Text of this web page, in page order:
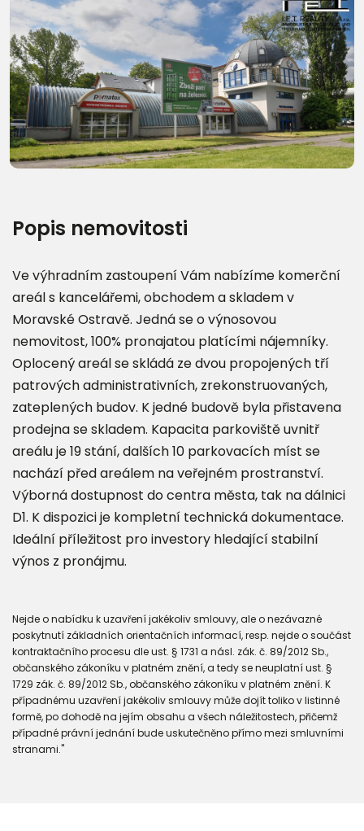
Další fotografie (27)
Popis nemovitosti
Ve výhradním zastoupení Vám nabízíme komerční
areál s kancelářemi, obchodem a skladem v
Moravské Ostravě. Jedná se o výnosovou
nemovitost, 100% pronajatou platícími nájemníky.
Oplocený areál se skládá ze dvou propojených tří
patrových administrativních, zrekonstruovaných,
zateplených budov. K jedné budově byla přistavena
prodejna se skladem. Kapacita parkoviště uvnitř
areálu je 19 stání, dalších 10 parkovacích míst se
nachází před areálem na veřejném prostranství.
Výborná dostupnost do centra města, tak na dálnici
D1. K dispozici je kompletní technická dokumentace.
Ideální příležitost pro investory hledající stabilní
výnos z pronájmu.
Nejde o nabídku k uzavření jakékoliv smlouvy, ale o nezávazné
poskytnutí základních orientačních informací, resp. nejde o součást
kontraktačního procesu dle ust. § 1731 a násl. zák. č. 89/2012 Sb.,
občanského zákoníku v platném znění, a tedy se neuplatní ust. §
1729 zák. č. 89/2012 Sb., občanského zákoníku v platném znění. K
případnému uzavření jakékoliv smlouvy může dojít toliko v listinné
formě, po dohodě na jejím obsahu a všech náležitostech, přičemž
případné právní jednání bude uskutečněno přímo mezi smluvními
stranami."